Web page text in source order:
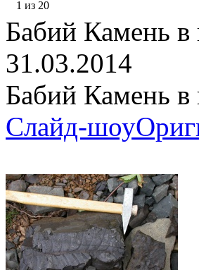
1 из 20
Бабий Камень в
31.03.2014
Бабий Камень в
Слайд-шоу